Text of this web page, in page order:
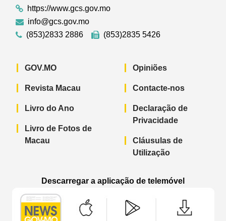
https://www.gcs.gov.mo
info@gcs.gov.mo
(853)2833 2886
(853)2835 5426
GOV.MO
Revista Macau
Livro do Ano
Livro de Fotos de
Macau
Opiniões
Contacte-nos
Declaração de
Privacidade
Cláusulas de
Utilização
Descarregar a aplicação de telemóvel